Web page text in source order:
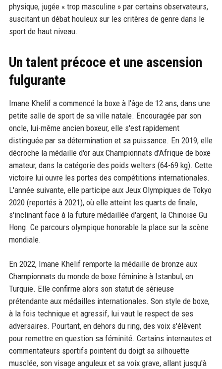
physique, jugée « trop masculine » par certains observateurs,
suscitant un débat houleux sur les critères de genre dans le
sport de haut niveau.
Un talent précoce et une ascension
fulgurante
Imane Khelif a commencé la boxe à l'âge de 12 ans, dans une
petite salle de sport de sa ville natale. Encouragée par son
oncle, lui-même ancien boxeur, elle s'est rapidement
distinguée par sa détermination et sa puissance. En 2019, elle
décroche la médaille d'or aux Championnats d'Afrique de boxe
amateur, dans la catégorie des poids welters (64-69 kg). Cette
victoire lui ouvre les portes des compétitions internationales.
L'année suivante, elle participe aux Jeux Olympiques de Tokyo
2020 (reportés à 2021), où elle atteint les quarts de finale,
s'inclinant face à la future médaillée d'argent, la Chinoise Gu
Hong. Ce parcours olympique honorable la place sur la scène
mondiale.
En 2022, Imane Khelif remporte la médaille de bronze aux
Championnats du monde de boxe féminine à Istanbul, en
Turquie. Elle confirme alors son statut de sérieuse
prétendante aux médailles internationales. Son style de boxe,
à la fois technique et agressif, lui vaut le respect de ses
adversaires. Pourtant, en dehors du ring, des voix s'élèvent
pour remettre en question sa féminité. Certains internautes et
commentateurs sportifs pointent du doigt sa silhouette
musclée, son visage anguleux et sa voix grave, allant jusqu'à